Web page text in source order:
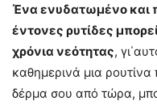
Ένα ενυδατωμένο και
έντονες ρυτίδες
χρόνια νεότητας,
καθημερινά μια ρουτίνα
δέρμα σου από τώρα,